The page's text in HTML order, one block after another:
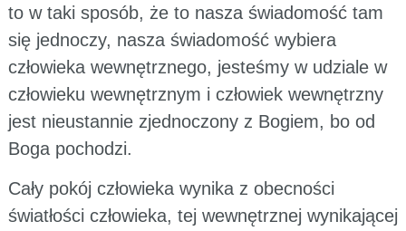
to w taki sposób, że to nasza świadomość tam
się jednoczy, nasza świadomość wybiera
człowieka wewnętrznego, jesteśmy w udziale w
człowieku wewnętrznym i człowiek wewnętrzny
jest nieustannie zjednoczony z Bogiem, bo od
Boga pochodzi.
Cały pokój człowieka wynika z obecności
światłości człowieka, tej wewnętrznej wynikającej